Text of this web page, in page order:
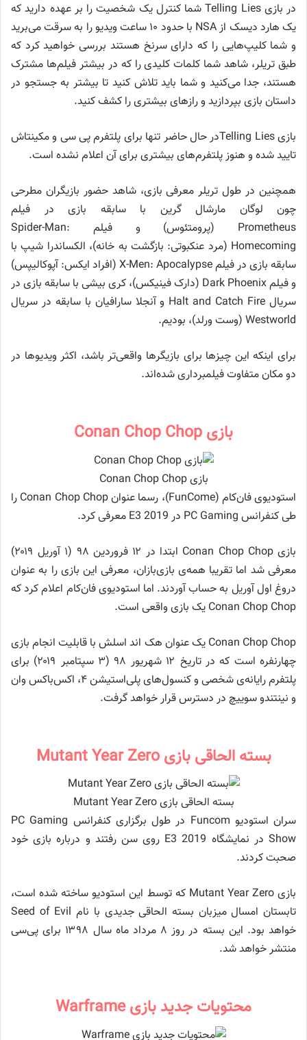
در بازی Telling Lies شما کنترل یک شخصیت را بر عهده دارید که
یک هارد دیسک از NSA با حدود ۱۰ ساعت ویدیو را به سرقت می‌برید
و شما کلیپ‌هایی را که دارای سرنخ‌ هستند بررسی خواهید کرد که
طبق تریلر، شاهد شما کلمات کلیدی را که در بیشتر فیلم‌ها مشترک
هستند، جدا می‌کنید و شما باید تلاش کنید تا بیشتر به جستجو در
داستان بازی بپردازید و رازهای بیشتری را کشف کنید.
بازی Telling Liesدر حال حاضر تنها برای پلتفرم پی سی و مکینتاش
تایید شده و هنوز پلتفرم‌های بیشتری برای آن اعلام نشده است.
همچنین در طول تریلر معرفی بازی، شاهد حضور بازیگران مطرحی
چون لوگان مارشال گرین با سابقه بازی در فیلم
Prometheus (پرومتئوس) و فیلم Spider-Man:
Homecoming (مرد عنکبوتی: بازگشت به خانه)، الکساندرا شیپ با
سابقه بازی در فیلم X-Men: Apocalypse (افراد ایکس: آپوکالیپس)
و فیلم Dark Phoenix (دارک فینیکس)، کری بیشی با سابقه بازی در
سریال Halt and Catch Fire و آنجلا سارافیان با سابقه در سریال
Westworld (وست ورلد)، بودیم.
برای اینکه این چیزها برای بازیگرها واقعی‌تر باشد، اکثر ویدیوها در
دو مکان متفاوت فیلمبرداری شده‌اند.
بازی Conan Chop Chop
بازی Conan Chop Chop
استودیوی فان‌کام (FunCome)، رسما عنوان Conan Chop Chop را
طی کنفرانس PC Gaming در E3 2019 معرفی کرد.
بازی Conan Chop Chop ابتدا در ۱۲ فروردین ۹۸ (۱ آوریل ۲۰۱۹)
معرفی شد اما تقریبا همه‌ی بازی‌بازان، معرفی این بازی را به عنوان
دروغ اول آوریل به حساب آوردند. اما استودیوی فان‌کام اعلام کرد که
Conan Chop Chop یک بازی واقعی است.
Conan Chop Chop یک عنوان هک اند اسلش با قابلیت انجام بازی
چهارنفره است که در تاریخ ۱۲ شهریور ۹۸ (۳ سپتامبر ۲۰۱۹) برای
پلتفرم رایانه‌ی شخصی و کنسول‌های پلی‌استیشن ۴، اکس‌باکس وان
و نینتندو سوییچ در دسترس قرار خواهد گرفت.
بسته الحاقی بازی Mutant Year Zero
بسته الحاقی بازی Mutant Year Zero
سران استودیو Funcom در طول برگزاری کنفرانس PC Gaming
Show در نمایشگاه E3 2019 روی سن رفتند و درباره بازی خود
صحبت کردند.
بازی Mutant Year Zero که توسط این استودیو ساخته شده است،
تابستان امسال میزبان بسته الحاقی جدیدی با نام Seed of Evil
خواهد بود. این بسته در روز ۸ مرداد ماه سال ۱۳۹۸ برای پی‌سی
منتشر خواهد شد.
محتویات جدید بازی Warframe